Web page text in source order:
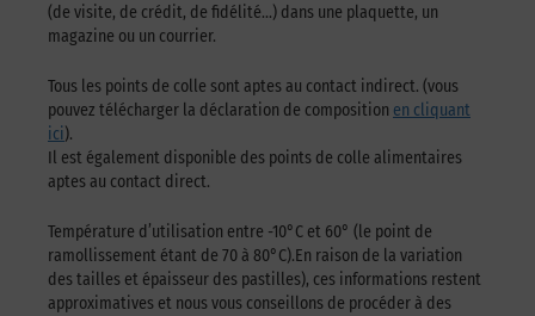
(de visite, de crédit, de fidélité…) dans une plaquette, un
magazine ou un courrier.
Tous les points de colle sont aptes au contact indirect. (vous
pouvez télécharger la déclaration de composition en cliquant
ici).
Il est également disponible des points de colle alimentaires
aptes au contact direct.
Température d’utilisation entre -10°C et 60° (le point de
ramollissement étant de 70 à 80°C).En raison de la variation
des tailles et épaisseur des pastilles), ces informations restent
approximatives et nous vous conseillons de procéder à des